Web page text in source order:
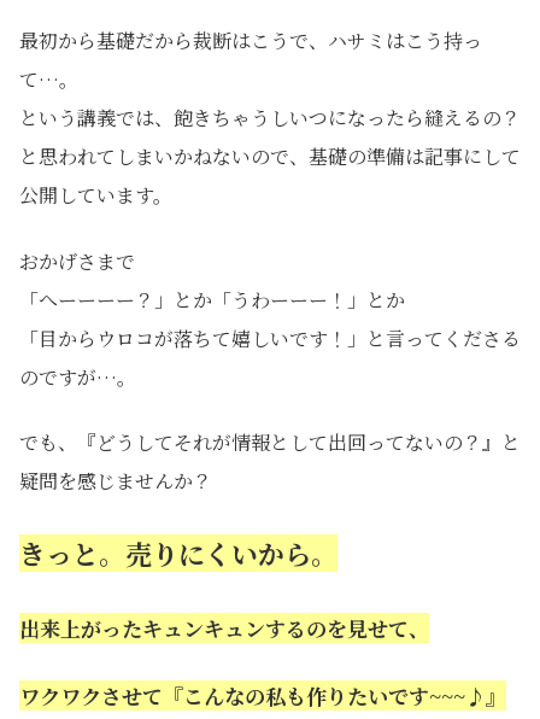
最初から基礎だから裁断はこうで、ハサミはこう持っ
て…。
という講義では、飽きちゃうしいつになったら縫えるの？
と思われてしまいかねないので、基礎の準備は記事にして
公開しています。
おかげさまで
「へーーーー？」とか「うわーーー！」とか
「目からウロコが落ちて嬉しいです！」と言ってくださる
のですが…。
でも、『どうしてそれが情報として出回ってないの？』と
疑問を感じませんか？
きっと。売りにくいから。
出来上がったキュンキュンするのを見せて、
ワクワクさせて『こんなの私も作りたいです~~~♪』